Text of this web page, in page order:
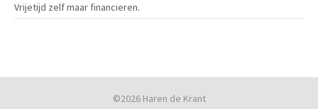
Vrijetijd zelf maar financieren.
©2026 Haren de Krant